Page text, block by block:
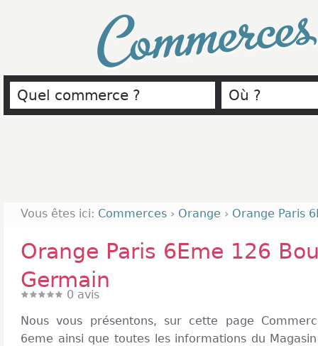
Vous êtes ici: Commerces › Orange › Orange Paris
Orange Paris 6Eme 126
Germain
0 avis
Nous vous présentons, sur cette page
6eme ainsi que toutes les informations du